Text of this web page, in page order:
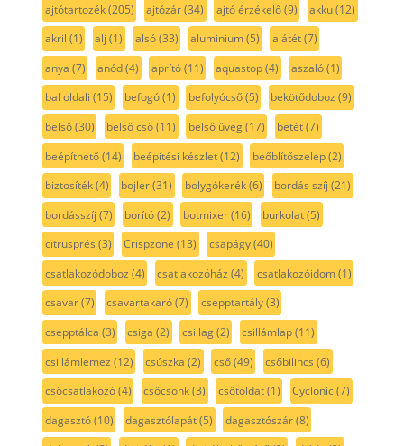
ajtótartozék(205) ajtózár(34) ajtó érzékelő(9) akku(12)
akril (1) alj (1) alsó(33) aluminium(5) alátét(7)
anya (7) anód(4) aprító(11) aquastop(4) aszaló(1)
bal oldali (15) befogó(1) befolyócső(5) bekötődoboz (9)
belső(30) belső cső(11) belső üveg(17) betét(7)
beépíthető(14) beépítési készlet(12) beőblítőszelep(2)
biztosíték(4) bojler(31) bolygókerék(6) bordás szíj (21)
bordásszíj (7) borító(2) botmixer(16) burkolat(5)
citrusprés (3) Crispzone (13) csapágy(40)
csatlakozódoboz (4) csatlakozóház (4) csatlakozóidom(1)
csavar(7) csavartakaró(7) csepptartály(3)
csepptálca (3) csiga (2) csillag(2) csillámlap(11)
csillámlemez (12) csúszka (2) cső(49) csőbilincs (6)
csőcsatlakozó(4) csőcsonk(3) csőtoldat(1) Cyclonic(7)
dagasztó(10) dagasztólapát(5) dagasztószár(8)